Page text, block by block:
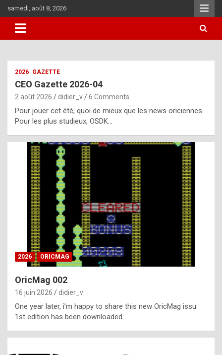
to
content
samedi, août 8, 2026
i
u
l
y
d
i
ff
i
l
t
t
2026 GAZETTE
CEO Gazette 2026-04
2 août 2026 didier_v 6 Comments
Pour jouer cet été, quoi de mieux que les news oriciennes.
Pour les plus studieux, OSDK…
2026 ORICMAG
OricMag 002
16 juin 2026 didier_v
One year later, i’m happy to share this new OricMag issu.
1st edition has been downloaded…